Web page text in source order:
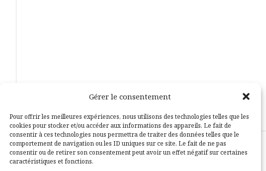
Gérer le consentement
Pour offrir les meilleures expériences, nous utilisons des technologies telles que les
cookies pour stocker et/ou accéder aux informations des appareils. Le fait de
consentir à ces technologies nous permettra de traiter des données telles que le
comportement de navigation ou les ID uniques sur ce site. Le fait de ne pas
consentir ou de retirer son consentement peut avoir un effet négatif sur certaines
caractéristiques et fonctions.
par Themeisle